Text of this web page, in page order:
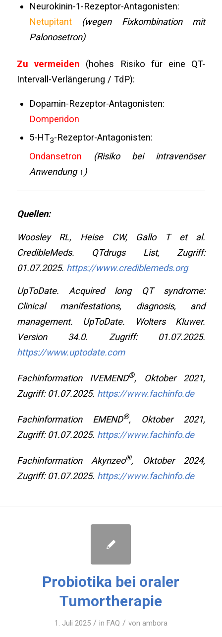
Neurokinin-1-Rezeptor-Antagonisten:
Netupitant
(wegen Fixkombination mit
Palonosetron)
Zu vermeiden
(hohes Risiko für eine QT-
Intervall-Verlängerung / TdP):
Dopamin-Rezeptor-Antagonisten:
Domperidon
5-HT3-Rezeptor-Antagonisten:
Ondansetron (Risiko bei intravenöser
Anwendung ↑)
Quellen:
Woosley RL, Heise CW, Gallo T et al.
CredibleMeds. QTdrugs List, Zugriff:
01.07.2025. https://www.crediblemeds.org
UpToDate. Acquired long QT syndrome:
Clinical manifestations, diagnosis, and
management. UpToDate. Wolters Kluwer.
Version 34.0. Zugriff: 01.07.2025.
https://www.uptodate.com
Fachinformation IVEMEND®, Oktober 2021,
Zugriff: 01.07.2025. https://www.fachinfo.de
Fachinformation EMEND®, Oktober 2021,
Zugriff: 01.07.2025. https://www.fachinfo.de
Fachinformation Akynzeo®, Oktober 2024,
Zugriff: 01.07.2025. https://www.fachinfo.de
Probiotika bei oraler
Tumortherapie
1. Juli 2025 / in FAQ / von ambora